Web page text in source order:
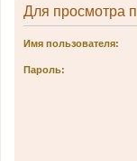
Для просмотра
Имя пользователя:
Пароль: